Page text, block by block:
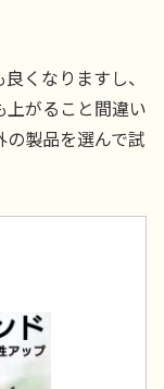
くなりますし、
がること間違い
製品を選んで試